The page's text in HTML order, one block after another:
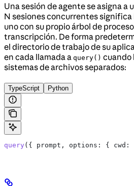
Una sesión de agente se asigna a
N sesiones concurrentes significa
uno con su propio árbol de
transcripción. De forma
el directorio de trabajo de su
en cada llamada a query() cuando
sistemas de archivos separados:
TypeScript Python
query ({ prompt , options: { cwd: